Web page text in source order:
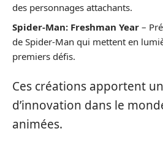
des personnages attachants.
Spider-Man: Freshman Year –
de Spider-Man qui mettent en
premiers défis.
Ces créations apportent
d’innovation dans le
animées.